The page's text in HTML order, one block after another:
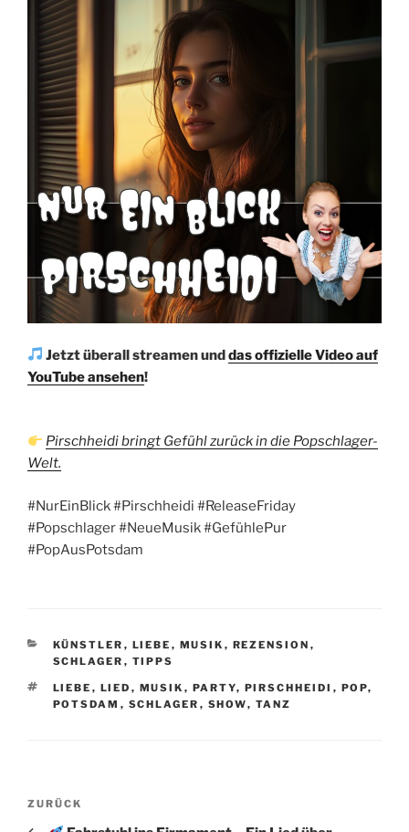
Jetzt überall streamen unddas offizielle Video auf
YouTube ansehen!
Pirschheidi bringt Gefühl zurück in die Popschlager-
Welt.
#NurEinBlick #Pirschheidi #ReleaseFriday
#Popschlager #NeueMusik #GefühlePur
#PopAusPotsdam
KATEGORIEN
KÜNSTLER , LIEBE , MUSIK , REZENSION ,
SCHLAGER , TIPPS
SCHLAGWÖRTER
LIEBE , LIED , MUSIK , PARTY, PIRSCHHEIDI , POP,
POTSDAM , SCHLAGER , SHOW, TANZ
Beitragsnavigation
Vorheriger
Beitrag
ZURÜCK